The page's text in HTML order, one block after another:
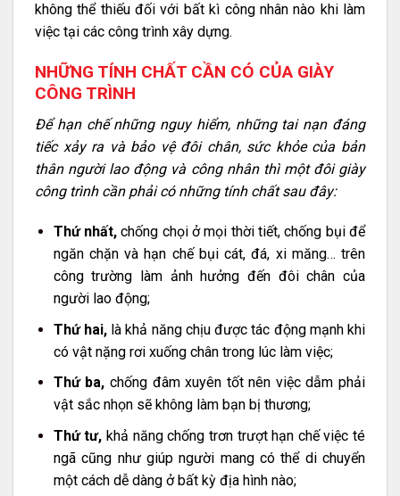
không thể thiếu đối với bất kì công nhân nào khi làm
việc tại các công trình xây dựng.
NHỮNG TÍNH CHẤT CẦN CÓ CỦA GIÀY
CÔNG TRÌNH
Để hạn chế những nguy hiểm, những tai nạn đáng
tiếc xảy ra và bảo vệ đôi chân, sức khỏe của bản
thân người lao động và công nhân thì một đôi giày
công trình cần phải có những tính chất sau đây:
Thứ nhất, chống chọi ở mọi thời tiết, chống bụi để
ngăn chặn và hạn chế bụi cát, đá, xi măng… trên
công trường làm ảnh hưởng đến đôi chân của
người lao động;
Thứ hai, là khả năng chịu được tác động mạnh khi
có vật nặng rơi xuống chân trong lúc làm việc;
Thứ ba, chống đâm xuyên tốt nên việc dẫm phải
vật sắc nhọn sẽ không làm bạn bị thương;
Thứ tư,khả năng chống trơn trượt hạn chế việc té
ngã cũng như giúp người mang có thể di chuyển
một cách dễ dàng ở bất kỳ địa hình nào;